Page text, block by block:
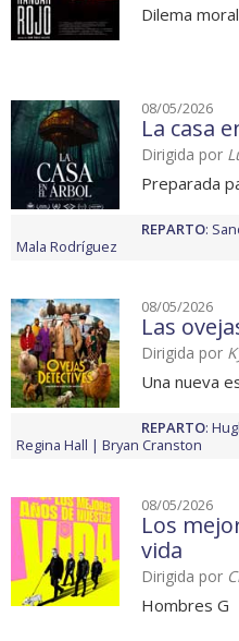
Dilema moral
08/05/2026
La casa
Dirigida por
Preparada
REPARTO:
Mala Rodríguez
08/05/2026
Las
Dirigida por
Una nueva
REPARTO:
Regina Hall
Bryan Cranston
08/05/2026
Los
vida
Dirigida por
Hombres G